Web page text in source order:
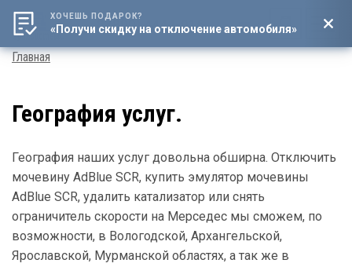
8 (800) 4444-016
Строка
Главная
География услуг.
География наших услуг довольна обширна. Отключить
мочевину AdBlue SCR, купить эмулятор мочевины
AdBlue SCR, удалить катализатор или снять
ограничитель скорости на Мерседес мы сможем, по
возможности, в Вологодской, Архангельской,
Ярославской, Мурманской областях, а так же в
ХОЧЕШЬ ПОДАРОК?
«Получи скидку на отключение автомобиля»